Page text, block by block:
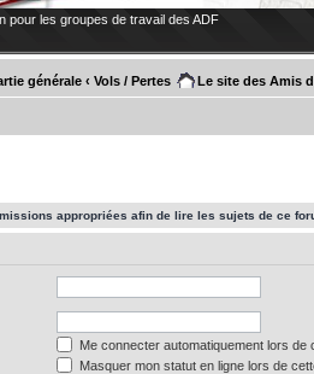
pour les groupes de travail des ADF
générale ‹ Vols / Pertes Le site des Amis
appropriées afin de lire les sujets de ce
Me connecter automatiquement lors de
Masquer mon statut en ligne lors de